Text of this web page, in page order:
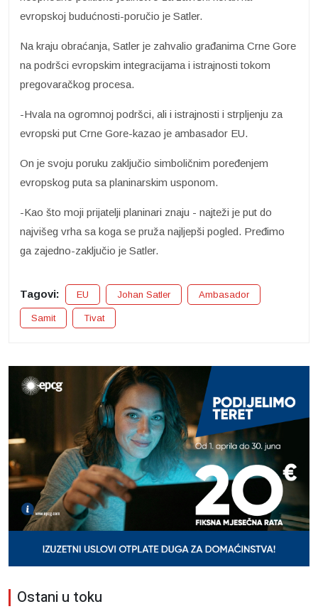
evropskoj budućnosti-poručio je Satler.
Na kraju obraćanja, Satler je zahvalio građanima Crne Gore
na podršci evropskim integracijama i istrajnosti tokom
pregovaračkog procesa.
-Hvala na ogromnoj podršci, ali i istrajnosti i strpljenju za
evropski put Crne Gore-kazao je ambasador EU.
On je svoju poruku zaključio simboličnim poređenjem
evropskog puta sa planinarskim usponom.
-Kao što moji prijatelji planinari znaju - najteži je put do
najvišeg vrha sa koga se pruža najljepši pogled. Pređimo
ga zajedno-zaključio je Satler.
Tagovi: EU Johan Satler Ambasador
Samit Tivat
Ostani u toku